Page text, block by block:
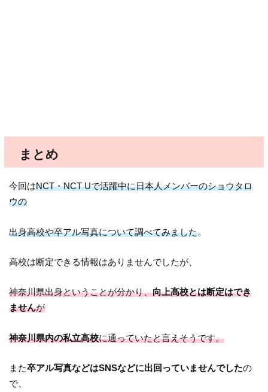
まとめ
今回はNCT・NCT Uで活躍中に日本人メンバーのショウタロ
ウの
出身高校や卒アル写真について調べてみました。
高校は断定できる情報はありませんでしたが、
神奈川県出身ということが分かり、向上高校とは断定はでき
ませんが
神奈川県内の私立高校に通っていたと言えそうです。
また卒アル写真などはSNSなどに出回っていませんでしたの
で、